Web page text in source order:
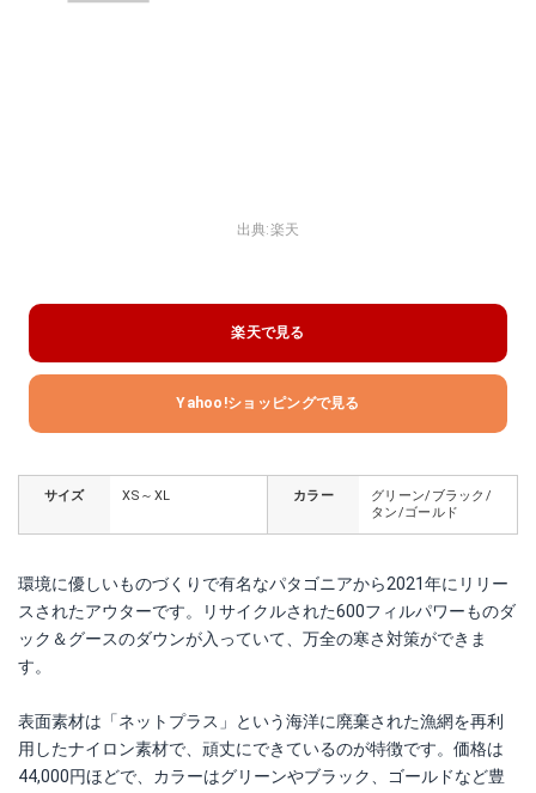
出典:楽天
楽天で見る
Yahoo!ショッピングで見る
サイズ XS～XL カラー
グリーン/ブラック/
タン/ゴールド
環境に優しいものづくりで有名なパタゴニアから2021年にリリー
スされたアウターです。リサイクルされた600フィルパワーものダ
ック＆グースのダウンが入っていて、万全の寒さ対策ができま
す。
表面素材は「ネットプラス」という海洋に廃棄された漁網を再利
用したナイロン素材で、頑丈にできているのが特徴です。価格は
44,000円ほどで、カラーはグリーンやブラック、ゴールドなど豊